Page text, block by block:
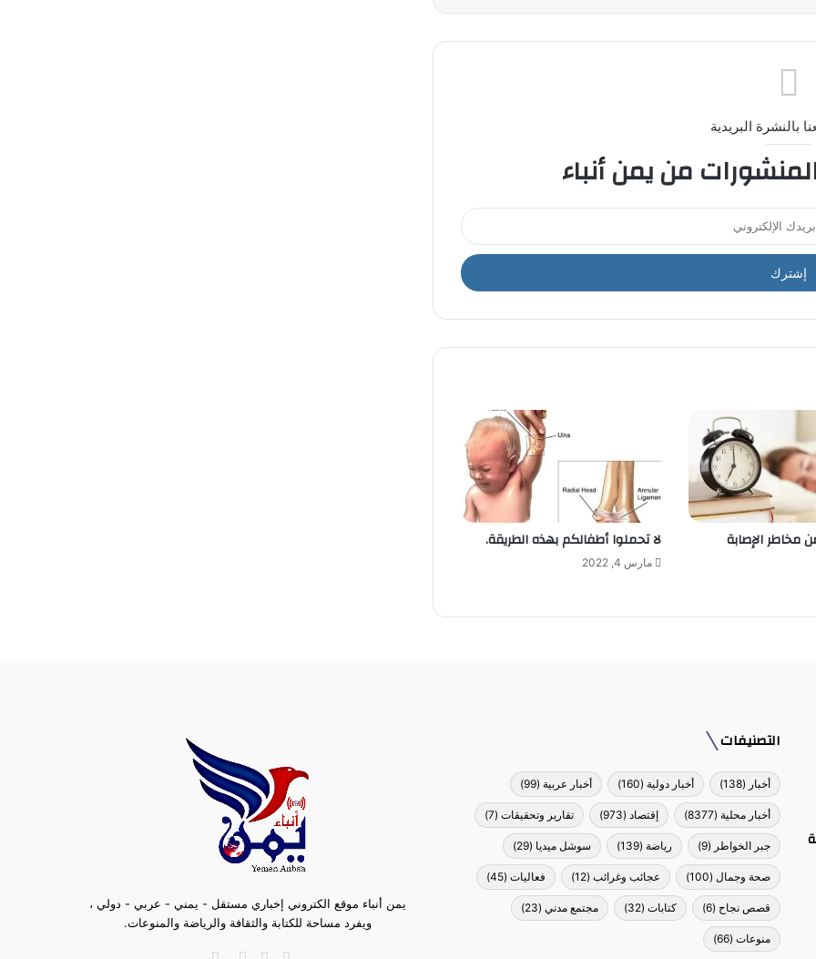
بالنشرة البريدية
من يمن أنباء
مخاطر الإصابة لا تحملوا أطفالكم بهذه الطريقة.
مارس 4, 2022
التصنيفات
أخبار (138) أخبار دولية(160) أخبار عربية(99)
أخبار محلية(8377) إقتصاد (973) تقارير وتحقيقات(7)
جبر الخواطر (9) رياضة(139) سوشل ميديا (29)
صحة وجمال (100) عجائب وغرائب(12) فعاليات(45)
قصص نجاح (6) كتابات(32) مجتمع مدني(23)
منوعات(66)
يمن أنباء موقع الكتروني إخباري مستقل - يمني - عربي - دولي ،
ويفرد مساحة للكتابة والثقافة والرياضة والمنوعات.